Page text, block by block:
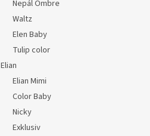
Nepál Ombre
Waltz
Elen Baby
Tulip color
Elian
Elian Mimi
Color Baby
Nicky
Exklusiv